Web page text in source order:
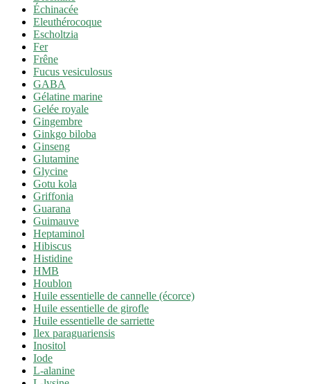
Échinacée
Eleuthérocoque
Escholtzia
Fer
Frêne
Fucus vesiculosus
GABA
Gélatine marine
Gelée royale
Gingembre
Ginkgo biloba
Ginseng
Glutamine
Glycine
Gotu kola
Griffonia
Guarana
Guimauve
Heptaminol
Hibiscus
Histidine
HMB
Houblon
Huile essentielle de cannelle (écorce)
Huile essentielle de girofle
Huile essentielle de sarriette
Ilex paraguariensis
Inositol
Iode
L-alanine